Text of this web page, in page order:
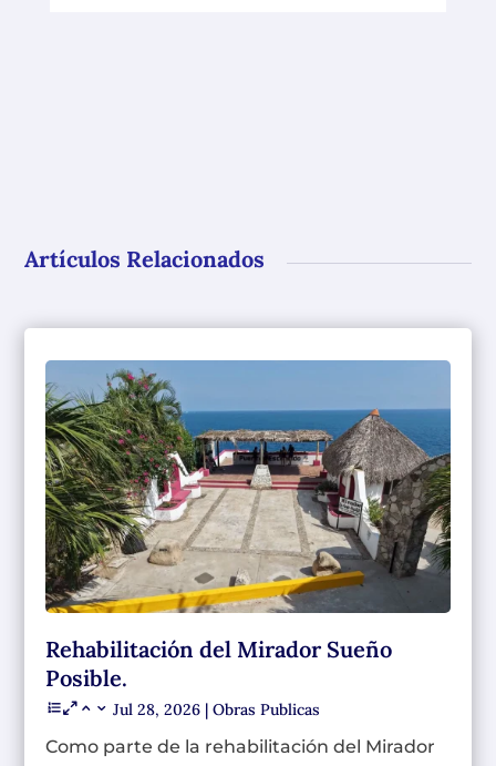
Artículos Relacionados
Rehabilitación del Mirador Sueño
Posible.
Jul 28, 2026 |Obras Publicas
Como parte de la rehabilitación del Mirador